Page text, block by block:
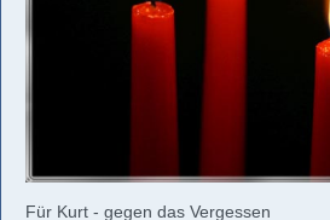
Für Kurt - gegen das Vergessen